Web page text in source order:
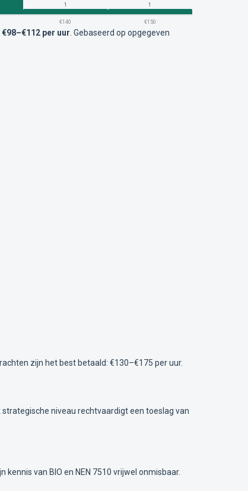
1 1
€140 €150
€98–€112 per uur Gebaseerd op opgegeven
zijn het best betaald: €130–€175 per uur.
niveau rechtvaardigt een toeslag van
van BIO en NEN 7510 vrijwel onmisbaar.